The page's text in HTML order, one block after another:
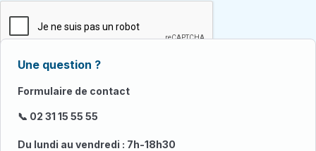
Une question ?
Formulaire de contact
📞 02 31 15 55 55
Du lundi au vendredi : 7h-18h30